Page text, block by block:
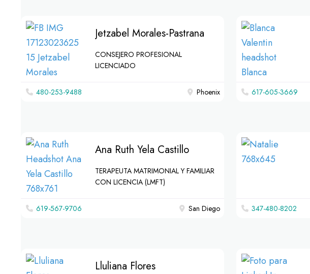
Jetzabel Morales-Pastrana
CONSEJERO PROFESIONAL
LICENCIADO
480-253-9488 Phoenix 617-605-3669
Ana Ruth Yela Castillo
TERAPEUTA MATRIMONIAL Y FAMILIAR
CON LICENCIA (LMFT)
619-567-9706 San Diego 347-480-8202
Lluliana Flores